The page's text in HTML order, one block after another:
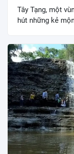
Tây Tạng, một
hút những kẻ